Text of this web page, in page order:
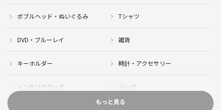
ボブルヘッド・ぬいぐるみ Tシャツ
DVD・ブルーレイ 雑貨
キーホルダー 時計・アクセサリー
インテリアグッズ バッグ
もっと見る